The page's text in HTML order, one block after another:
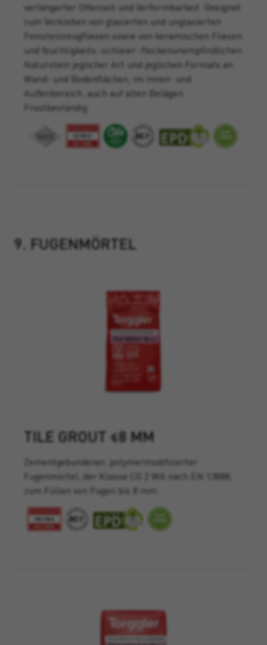
verlängerter Offenzeit und Verformbarkeit. Geeignet
zum Verkleben von glasierten und unglasierten
Feinsteinzeugfliesen sowie von keramischen Fliesen
und feuchtigkeits.-schleier.-fleckenunempfindlichen
Naturstein jeglicher Art und jeglichen Formats an
Wand- und Bodenflächen, im Innen- und
Außenbereich, auch auf alten Belägen.
Frostbeständig.
9. FUGENMÖRTEL
TILE GROUT ≤8 MM
Zementgebundener, polymermodifizierter
Fugenmörtel, der Klasse CG 2 WA nach EN 13888,
zum Füllen von Fugen bis 8 mm.